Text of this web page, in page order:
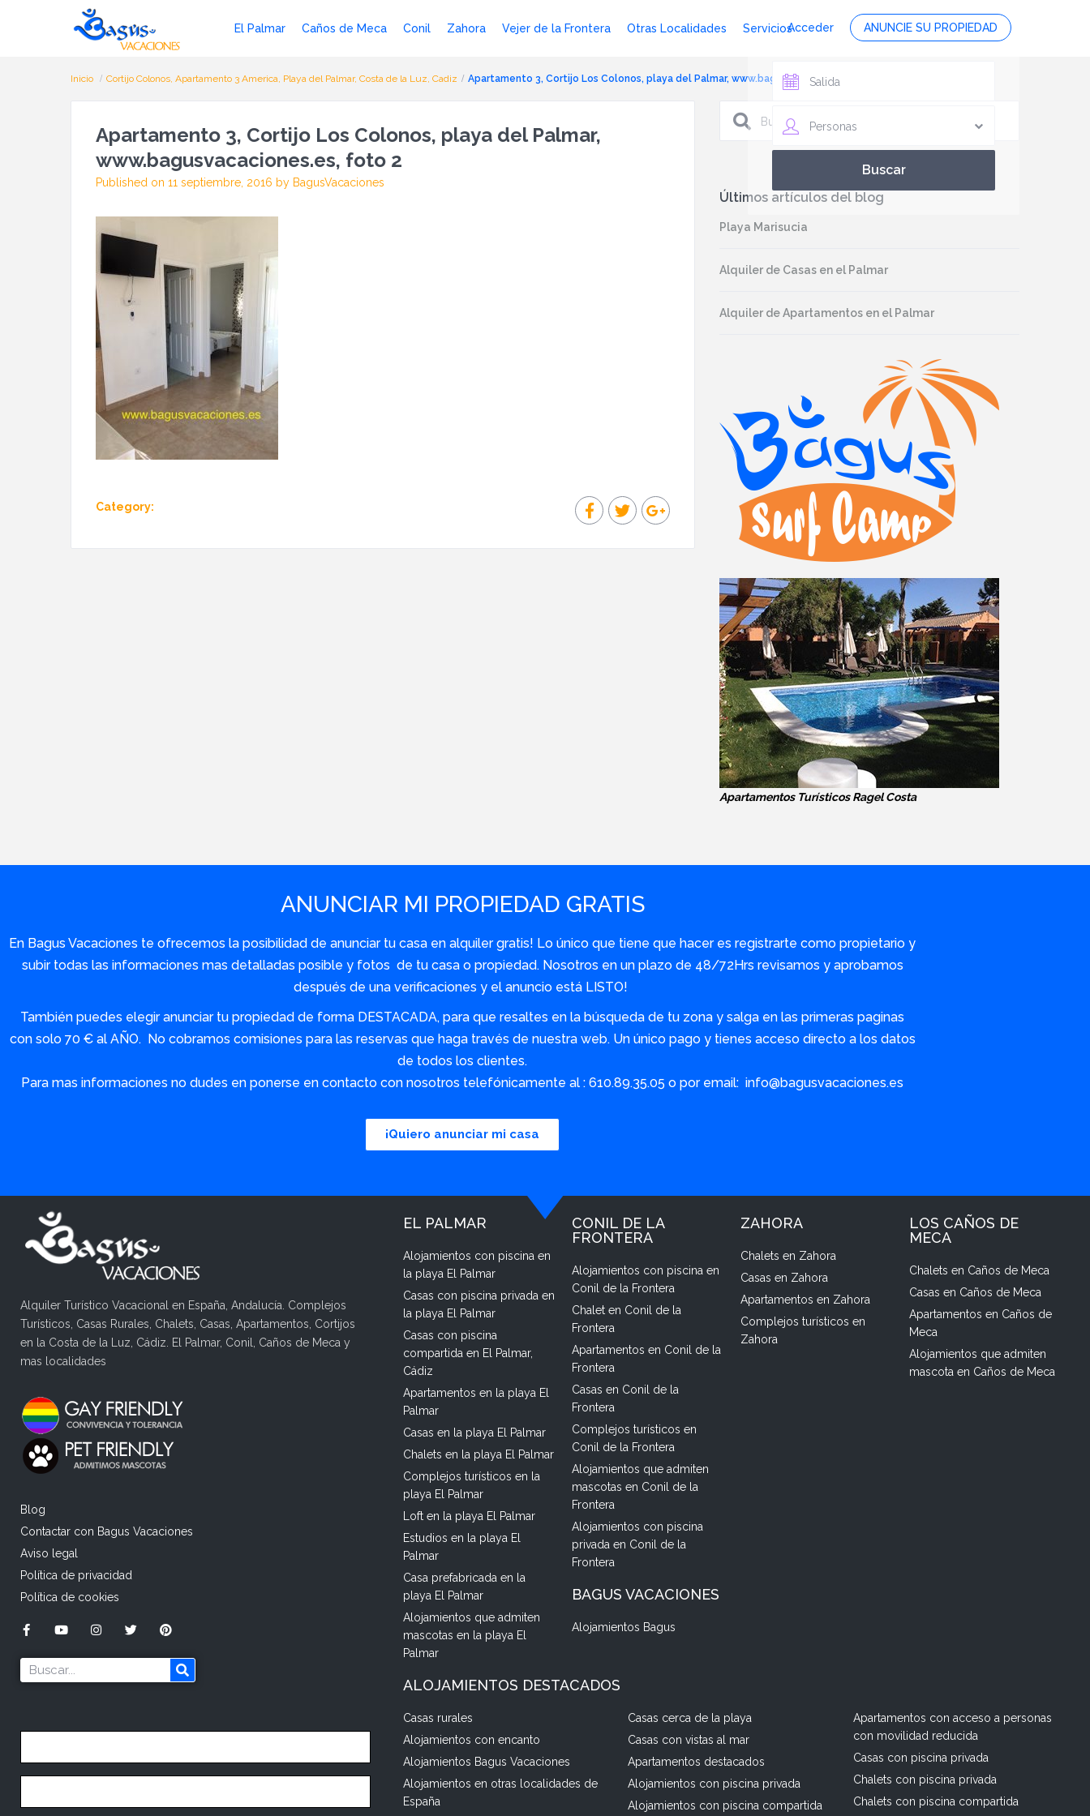
Acceder ANUNCIE SU PROPIEDAD
El Palmar Caños de Meca Conil Zahora Vejer de la Frontera Otras Localidades Servicios
Personas
Inicio Cortijo Colonos, Apartamento 3 America, Playa del Palmar, Costa de la Luz, Cadiz Apartamento 3, Cortijo Los Colonos, playa del Palmar, www.bagusvacaciones.es, foto 2
Apartamento 3, Cortijo Los Colonos, playa del Palmar,
www.bagusvacaciones.es, foto 2
Published on 11 septiembre, 2016 by BagusVacaciones
Category:
Últimos artículos del blog
Playa Marisucia
Alquiler de Casas en el Palmar
Alquiler de Apartamentos en el Palmar
Apartamentos Turísticos Ragel Costa
ANUNCIAR MI PROPIEDAD GRATIS
En Bagus Vacaciones te ofrecemos la posibilidad de anunciar tu casa en alquiler gratis! Lo único que tiene que hacer es registrarte como propietario y
subir todas las informaciones mas detalladas posible y fotos de tu casa o propiedad. Nosotros en un plazo de 48/72Hrs revisamos y aprobamos
después de una verificaciones y el anuncio está LISTO!
También puedes elegir anunciar tu propiedad de forma DESTACADA, para que resaltes en la búsqueda de tu zona y salga en las primeras paginas
con solo 70 € al AÑO. No cobramos comisiones para las reservas que haga través de nuestra web. Un único pago y tienes acceso directo a los datos
de todos los clientes.
Para mas informaciones no dudes en ponerse en contacto con nosotros telefónicamente al : 610.89.35.05 o por email: info@bagusvacaciones.es
¡Quiero anunciar mi casa
Alquiler Turístico Vacacional en España, Andalucía. Complejos
Turísticos, Casas Rurales, Chalets, Casas, Apartamentos, Cortijos
en la Costa de la Luz, Cádiz. El Palmar, Conil, Caños de Meca y
mas localidades
Blog
Contactar con Bagus Vacaciones
Aviso legal
Política de privacidad
Política de cookies
EL PALMAR
Alojamientos con piscina en
la playa El Palmar
Casas con piscina privada en
la playa El Palmar
Casas con piscina
compartida en El Palmar,
Cádiz
Apartamentos en la playa El
Palmar
Casas en la playa El Palmar
Chalets en la playa El Palmar
Complejos turísticos en la
playa El Palmar
Loft en la playa El Palmar
Estudios en la playa El
Palmar
Casa prefabricada en la
playa El Palmar
Alojamientos que admiten
mascotas en la playa El
Palmar
CONIL DE LA
FRONTERA
Alojamientos con piscina en
Conil de la Frontera
Chalet en Conil de la
Frontera
Apartamentos en Conil de la
Frontera
Casas en Conil de la
Frontera
Complejos turísticos en
Conil de la Frontera
Alojamientos que admiten
mascotas en Conil de la
Frontera
Alojamientos con piscina
privada en Conil de la
Frontera
BAGUS VACACIONES
Alojamientos Bagus
ZAHORA
Chalets en Zahora
Casas en Zahora
Apartamentos en Zahora
Complejos turísticos en
Zahora
LOS CAÑOS DE
MECA
Chalets en Caños de Meca
Casas en Caños de Meca
Apartamentos en Caños de
Meca
Alojamientos que admiten
mascota en Caños de Meca
ALOJAMIENTOS DESTACADOS
Casas rurales
Alojamientos con encanto
Alojamientos Bagus Vacaciones
Alojamientos en otras localidades de
España
Casas cerca de la playa
Casas con vistas al mar
Apartamentos destacados
Alojamientos con piscina privada
Alojamientos con piscina compartida
Apartamentos con acceso a personas
con movilidad reducida
Casas con piscina privada
Chalets con piscina privada
Chalets con piscina compartida